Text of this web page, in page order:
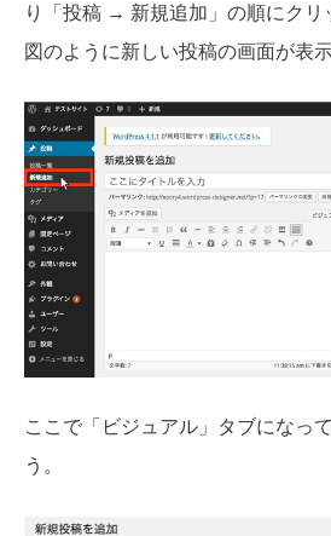
り「投稿 → 新規追加」の順にクリ
図のように新しい投稿の画面が表示
ここで「ビジュアル」タブになっ
う。